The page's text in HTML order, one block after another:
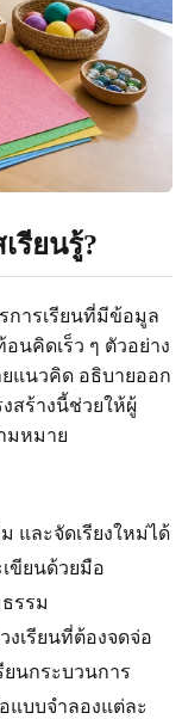
รียนรู้?
การเรียนที่มีข้อมูล
นคิดเร็ว ๆ ตัวอย่าง
แนวคิด อธิบายออก
สร้างนี้ช่วยให้ผู้
มหมาย
และจัดเรียงใหม่ได้
ขียนด้วยมือ
รรม
งเรียนที่ต้องจดจ่อ
ยนกระบวนการ
แบบจำลองแต่ละ